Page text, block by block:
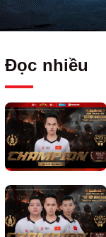
Đọc nhiều